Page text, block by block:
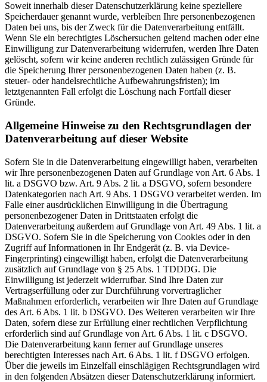
Soweit innerhalb dieser Datenschutzerklärung keine speziellere
Speicherdauer genannt wurde, verbleiben Ihre personenbezogenen
Daten bei uns, bis der Zweck für die Datenverarbeitung entfällt.
Wenn Sie ein berechtigtes Löschersuchen geltend machen oder eine
Einwilligung zur Datenverarbeitung widerrufen, werden Ihre Daten
gelöscht, sofern wir keine anderen rechtlich zulässigen Gründe für
die Speicherung Ihrer personenbezogenen Daten haben (z. B.
steuer- oder handelsrechtliche Aufbewahrungsfristen); im
letztgenannten Fall erfolgt die Löschung nach Fortfall dieser
Gründe.
Allgemeine Hinweise zu den Rechtsgrundlagen der
Datenverarbeitung auf dieser Website
Sofern Sie in die Datenverarbeitung eingewilligt haben, verarbeiten
wir Ihre personenbezogenen Daten auf Grundlage von Art. 6 Abs. 1
lit. a DSGVO bzw. Art. 9 Abs. 2 lit. a DSGVO, sofern besondere
Datenkategorien nach Art. 9 Abs. 1 DSGVO verarbeitet werden. Im
Falle einer ausdrücklichen Einwilligung in die Übertragung
personenbezogener Daten in Drittstaaten erfolgt die
Datenverarbeitung außerdem auf Grundlage von Art. 49 Abs. 1 lit. a
DSGVO. Sofern Sie in die Speicherung von Cookies oder in den
Zugriff auf Informationen in Ihr Endgerät (z. B. via Device-
Fingerprinting) eingewilligt haben, erfolgt die Datenverarbeitung
zusätzlich auf Grundlage von § 25 Abs. 1 TDDDG. Die
Einwilligung ist jederzeit widerrufbar. Sind Ihre Daten zur
Vertragserfüllung oder zur Durchführung vorvertraglicher
Maßnahmen erforderlich, verarbeiten wir Ihre Daten auf Grundlage
des Art. 6 Abs. 1 lit. b DSGVO. Des Weiteren verarbeiten wir Ihre
Daten, sofern diese zur Erfüllung einer rechtlichen Verpflichtung
erforderlich sind auf Grundlage von Art. 6 Abs. 1 lit. c DSGVO.
Die Datenverarbeitung kann ferner auf Grundlage unseres
berechtigten Interesses nach Art. 6 Abs. 1 lit. f DSGVO erfolgen.
Über die jeweils im Einzelfall einschlägigen Rechtsgrundlagen wird
in den folgenden Absätzen dieser Datenschutzerklärung informiert.